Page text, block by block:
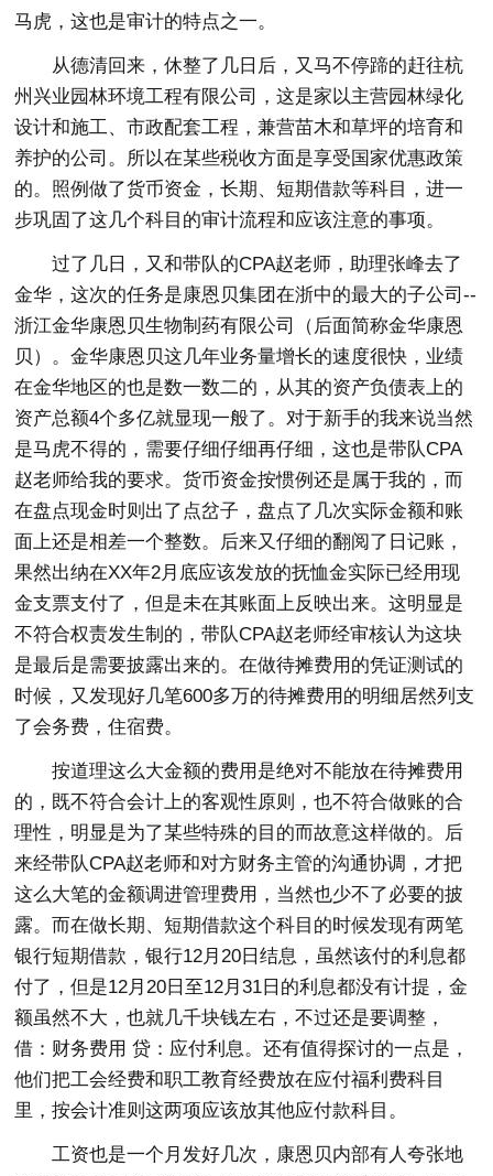
马虎，这也是审计的特点之一。
从德清回来，休整了几日后，又马不停蹄的赶往杭
州兴业园林环境工程有限公司，这是家以主营园林绿化
设计和施工、市政配套工程，兼营苗木和草坪的培育和
养护的公司。所以在某些税收方面是享受国家优惠政策
的。照例做了货币资金，长期、短期借款等科目，进一
步巩固了这几个科目的审计流程和应该注意的事项。
过了几日，又和带队的CPA赵老师，助理张峰去了
金华，这次的任务是康恩贝集团在浙中的最大的子公司--
浙江金华康恩贝生物制药有限公司（后面简称金华康恩
贝）。金华康恩贝这几年业务量增长的速度很快，业绩
在金华地区的也是数一数二的，从其的资产负债表上的
资产总额4个多亿就显现一般了。对于新手的我来说当然
是马虎不得的，需要仔细仔细再仔细，这也是带队CPA
赵老师给我的要求。货币资金按惯例还是属于我的，而
在盘点现金时则出了点岔子，盘点了几次实际金额和账
面上还是相差一个整数。后来又仔细的翻阅了日记账，
果然出纳在XX年2月底应该发放的抚恤金实际已经用现
金支票支付了，但是未在其账面上反映出来。这明显是
不符合权责发生制的，带队CPA赵老师经审核认为这块
是最后是需要披露出来的。在做待摊费用的凭证测试的
时候，又发现好几笔600多万的待摊费用的明细居然列支
了会务费，住宿费。
按道理这么大金额的费用是绝对不能放在待摊费用
的，既不符合会计上的客观性原则，也不符合做账的合
理性，明显是为了某些特殊的目的而故意这样做的。后
来经带队CPA赵老师和对方财务主管的沟通协调，才把
这么大笔的金额调进管理费用，当然也少不了必要的披
露。而在做长期、短期借款这个科目的时候发现有两笔
银行短期借款，银行12月20日结息，虽然该付的利息都
付了，但是12月20日至12月31日的利息都没有计提，金
额虽然不大，也就几千块钱左右，不过还是要调整，
借：财务费用 贷：应付利息。还有值得探讨的一点是，
他们把工会经费和职工教育经费放在应付福利费科目
里，按会计准则这两项应该放其他应付款科目。
工资也是一个月发好几次，康恩贝内部有人夸张地